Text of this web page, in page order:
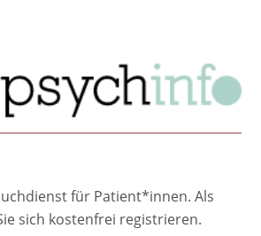
für Patient*innen. Als
sich kostenfrei registrieren.